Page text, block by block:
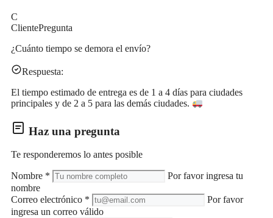
C
ClientePregunta
¿Cuánto tiempo se demora el envío?
Respuesta:
El tiempo estimado de entrega es de 1 a 4 días para ciudades
principales y de 2 a 5 para las demás ciudades.
Haz una pregunta
Te responderemos lo antes posible
Nombre *
Por favor ingresa tu
nombre
Correo electrónico *
Por favor
ingresa un correo válido